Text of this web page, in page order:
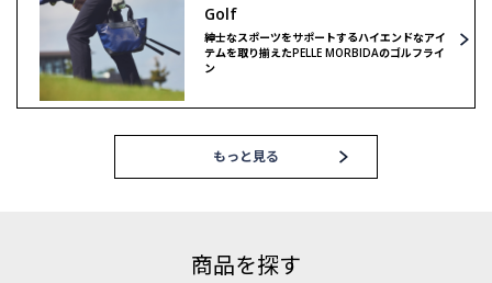
Golf
紳士なスポーツをサポートするハイエンドなアイ
テムを取り揃えたPELLE MORBIDAのゴルフライ
ン
もっと見る
商品を探す